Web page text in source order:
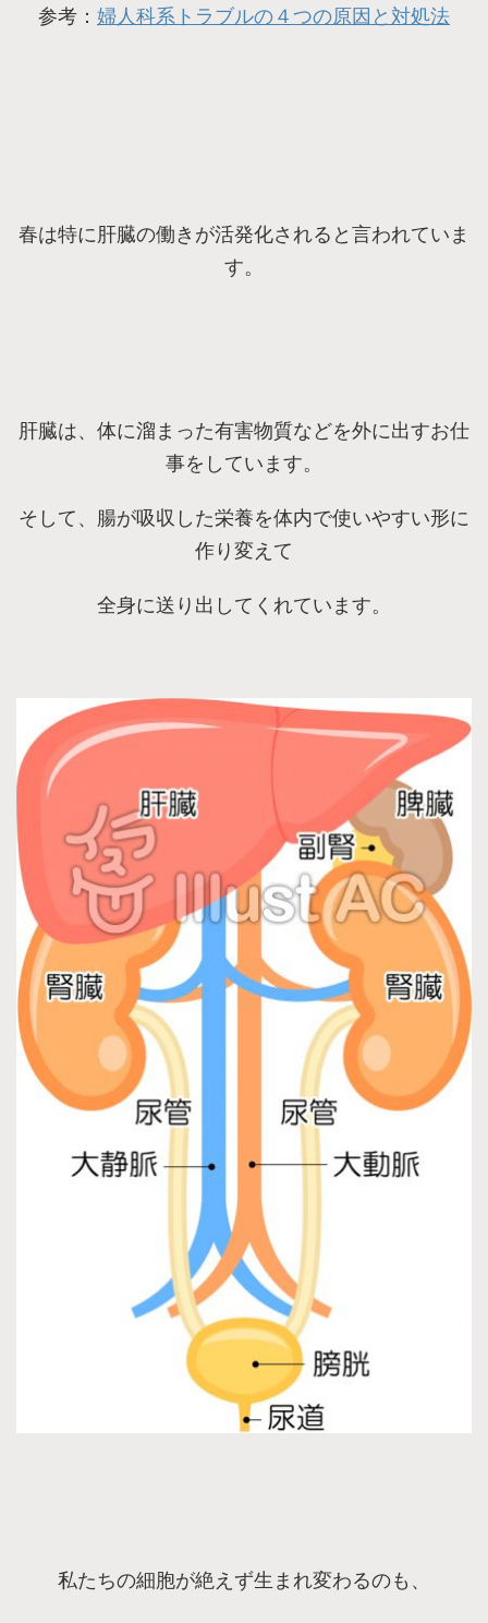
参考： 婦人科系トラブルの４つの原因と対処法
春は特に肝臓の働きが活発化されると言われていま
す。
肝臓は、体に溜まった有害物質などを外に出すお仕
事をしています。
そして、腸が吸収した栄養を体内で使いやすい形に
作り変えて
全身に送り出してくれています。
私たちの細胞が絶えず生まれ変わるのも、